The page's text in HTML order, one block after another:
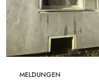
MELDUNGEN